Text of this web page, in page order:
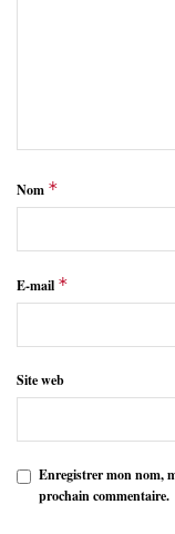
Nom *
E-mail *
Site web
Enregistrer mon nom,
prochain commentaire.